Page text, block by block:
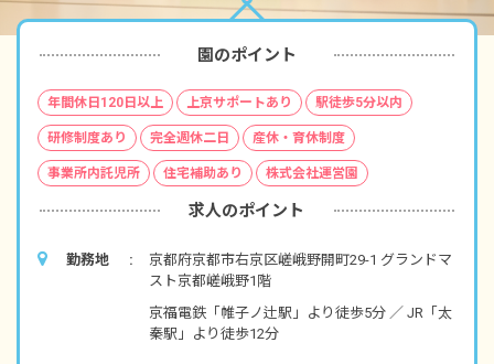
園のポイント
年間休日120日以上 上京サポートあり 駅徒歩5分以内
研修制度あり 完全週休二日 産休・育休制度
事業所内託児所 住宅補助あり 株式会社運営園
求人のポイント
勤務地
京都府京都市右京区嵯峨野開町29-1 グランドマ
スト京都嵯峨野1階
京福電鉄「帷子ノ辻駅」より徒歩5分 ／ JR「太
秦駅」より徒歩12分